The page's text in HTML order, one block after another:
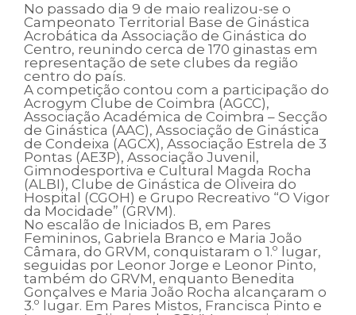
No passado dia 9 de maio realizou-se o
Campeonato Territorial Base de Ginástica
Acrobática da Associação de Ginástica do
Centro, reunindo cerca de 170 ginastas em
representação de sete clubes da região
centro do país.
A competição contou com a participação do
Acrogym Clube de Coimbra (AGCC),
Associação Académica de Coimbra – Secção
de Ginástica (AAC), Associação de Ginástica
de Condeixa (AGCX), Associação Estrela de 3
Pontas (AE3P), Associação Juvenil,
Gimnodesportiva e Cultural Magda Rocha
(ALBI), Clube de Ginástica de Oliveira do
Hospital (CGOH) e Grupo Recreativo “O Vigor
da Mocidade” (GRVM).
No escalão de Iniciados B, em Pares
Femininos, Gabriela Branco e Maria João
Câmara, do GRVM, conquistaram o 1.º lugar,
seguidas por Leonor Jorge e Leonor Pinto,
também do GRVM, enquanto Benedita
Gonçalves e Maria João Rocha alcançaram o
3.º lugar. Em Pares Mistos, Francisca Pinto e